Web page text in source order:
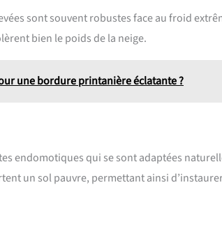
sont souvent robustes face au froid
bien le poids de la neige.
une bordure printanière éclatante ?
endomotiques qui se sont adaptées
un sol pauvre, permettant ainsi